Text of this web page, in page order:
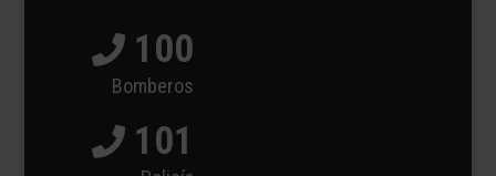
100
Bomberos
101